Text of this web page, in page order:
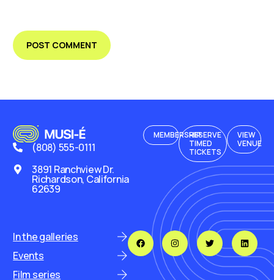
(808) 555-0111
3891 Ranchview Dr.
Richardson, California
62639
MEMBERSHIPRESERVE
TIMED
TICKETS
VIEW
VENUE
In the galleries
Events
Film series